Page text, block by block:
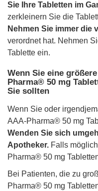
Sie Ihre Tabletten im
zerkleinern Sie die
Nehmen Sie immer die
verordnet hat. Nehmen
Tablette ein.
Wenn Sie eine
Pharma® 50 mg
Sie sollten
Wenn Sie oder
AAA-Pharma® 50 mg
Wenden Sie sich
Apotheker. Falls
Pharma® 50 mg
Bei Patienten, die zu
Pharma® 50 mg